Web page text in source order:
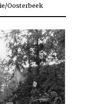
/Oosterbeek